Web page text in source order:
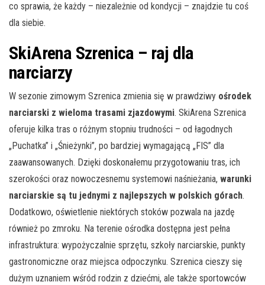
co sprawia, że każdy – niezależnie od kondycji – znajdzie tu coś
dla siebie.
SkiArena Szrenica – raj dla
narciarzy
W sezonie zimowym Szrenica zmienia się w prawdziwy ośrodek
narciarski z wieloma trasami zjazdowymi. SkiArena Szrenica
oferuje kilka tras o różnym stopniu trudności – od łagodnych
„Puchatka” i „Śnieżynki”, po bardziej wymagającą „FIS” dla
zaawansowanych. Dzięki doskonałemu przygotowaniu tras, ich
szerokości oraz nowoczesnemu systemowi naśnieżania, warunki
narciarskie są tu jednymi z najlepszych w polskich górach.
Dodatkowo, oświetlenie niektórych stoków pozwala na jazdę
również po zmroku. Na terenie ośrodka dostępna jest pełna
infrastruktura: wypożyczalnie sprzętu, szkoły narciarskie, punkty
gastronomiczne oraz miejsca odpoczynku. Szrenica cieszy się
dużym uznaniem wśród rodzin z dziećmi, ale także sportowców